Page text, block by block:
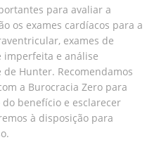
para avaliar a
os exames cardíacos para a
exames de
imperfeita e análise
Hunter. Recomendamos
a Burocracia Zero para
benefício e esclarecer
à disposição para